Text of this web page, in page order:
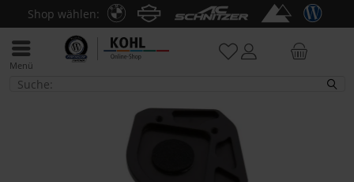
Shop wählen:
Menü
F 800 GS + Adventure